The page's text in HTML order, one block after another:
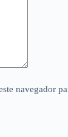
navegador